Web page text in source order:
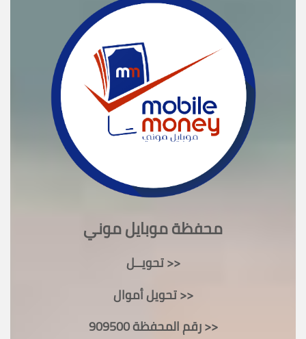
محفظة موبايل موني
تحويــل >>
تحويل أموال >>
رقم المحفظة 909500 >>